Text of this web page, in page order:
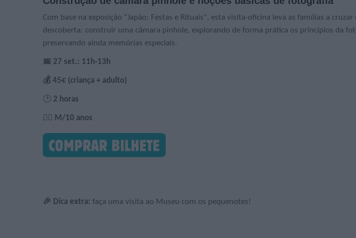
Com base na exposição "Japão: Festas e Rituais", esta visita-oficina leva as famílias a cruzar
descoberta: construir uma câmara pinhole, explorando de forma prática os princípios da
preservando ainda memórias especiais.
📅 27 set.: 11h-13h
💰 45€ (criança + adulto)
🕑 2 horas
🙋‍♀️ M/10 anos
🎉 Dica extra: faça uma visita ao Museu com os pequenotes!